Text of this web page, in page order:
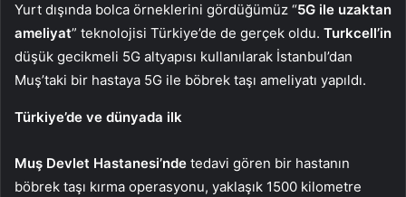
Yurt dışında bolca örneklerini gördüğümüz “5G ile uzaktan
ameliyat” teknolojisi Türkiye’de de gerçek oldu. Turkcell’in
düşük gecikmeli 5G altyapısı kullanılarak İstanbul’dan
Muş’taki bir hastaya 5G ile böbrek taşı ameliyatı yapıldı.
Türkiye’de ve dünyada ilk
Muş Devlet Hastanesi’nde tedavi gören bir hastanın
böbrek taşı kırma operasyonu, yaklaşık 1500 kilometre